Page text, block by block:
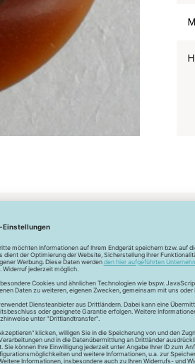
Unser
jetzt unseren exklusiven
und Rabatte: Als Newsletter
von unseren